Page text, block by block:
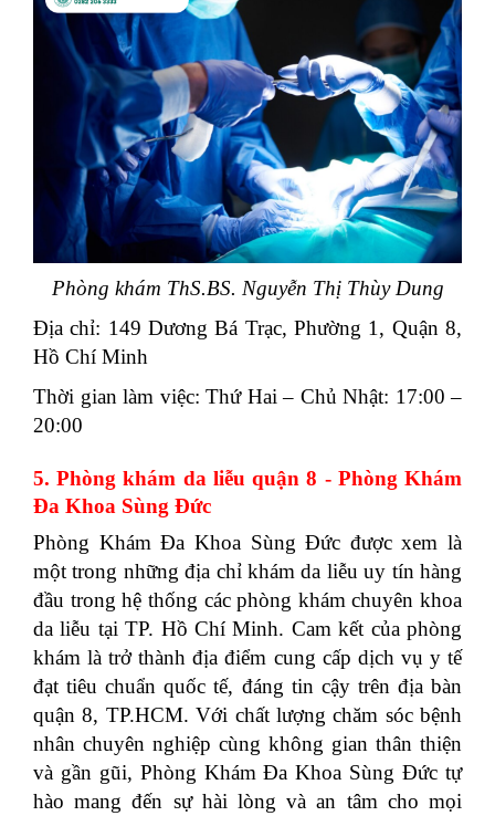
Phòng khám ThS.BS. Nguyễn Thị Thùy Dung
Địa chỉ: 149 Dương Bá Trạc, Phường 1, Quận 8,
Hồ Chí Minh
Thời gian làm việc: Thứ Hai – Chủ Nhật: 17:00 –
20:00
5. Phòng khám da liễu quận 8 - Phòng Khám
Đa Khoa Sùng Đức
Phòng Khám Đa Khoa Sùng Đức được xem là
một trong những địa chỉ khám da liễu uy tín hàng
đầu trong hệ thống các phòng khám chuyên khoa
da liễu tại TP. Hồ Chí Minh. Cam kết của phòng
khám là trở thành địa điểm cung cấp dịch vụ y tế
đạt tiêu chuẩn quốc tế, đáng tin cậy trên địa bàn
quận 8, TP.HCM. Với chất lượng chăm sóc bệnh
nhân chuyên nghiệp cùng không gian thân thiện
và gần gũi, Phòng Khám Đa Khoa Sùng Đức tự
hào mang đến sự hài lòng và an tâm cho mọi